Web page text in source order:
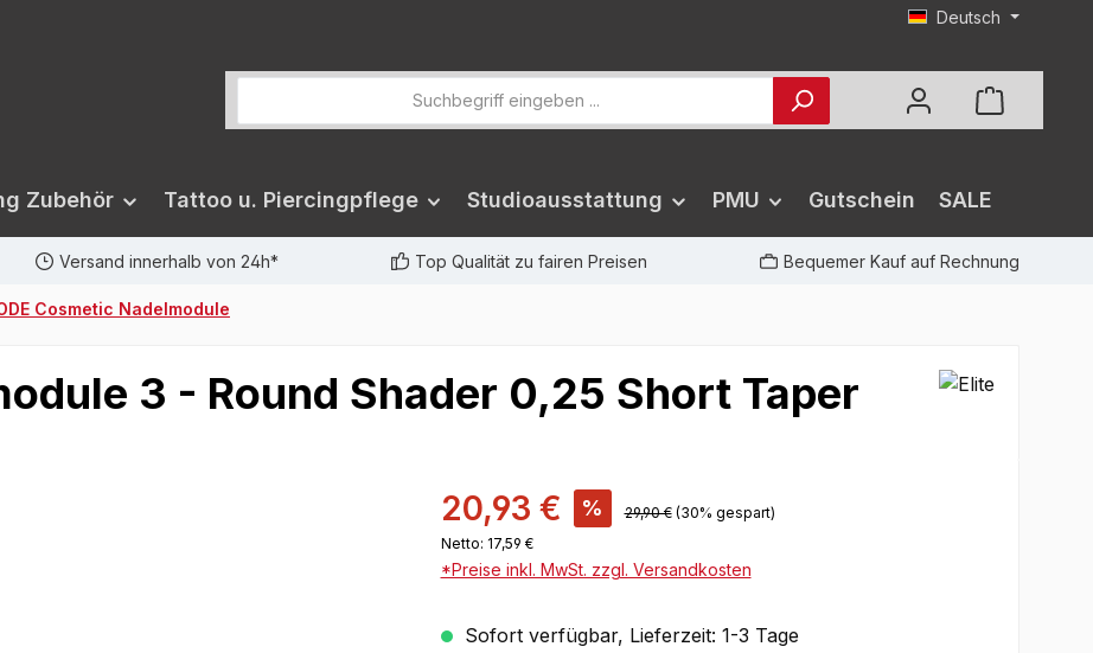
Deutsch
Zubehör Tattoo u. Piercingpflege Studioausstattung PMU Gutschein SALE
Versand innerhalb von 24h* Top Qualität zu fairen Preisen Bequemer Kauf auf Rechnung
Cosmetic Nadelmodule
3 - Round Shader 0,25 Short Taper
20,93 € % 29,90 € (30% gespart)
Netto: 17,59 €
*Preise inkl. MwSt. zzgl. Versandkosten
Sofort verfügbar, Lieferzeit: 1-3 Tage